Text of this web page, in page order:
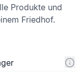
Produkte und
Friedhof.